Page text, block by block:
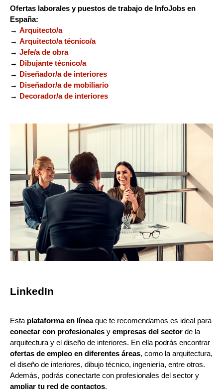
Ofertas laborales y puestos de trabajo de InfoJobs en
España:
→ Arquitecto/a
→ Arquitecto/a técnico/a
→ Jefe/a de obra
→ Dibujante técnico/a
→ Diseñador/a de interiores
→ Diseñador/a de mobiliario
→ Decorador/a de interiores
LinkedIn
Esta plataforma en líneaque te recomendamos es ideal para
conectar con profesionales y empresas del sector de la
arquitectura y el diseño de interiores. En ella podrás encontrar
ofertas de empleo en diferentes áreas, como la arquitectura,
el diseño de interiores, dibujo técnico, ingeniería, entre otros.
Además, podrás conectarte con profesionales del sector y
ampliar tu red de contactos.